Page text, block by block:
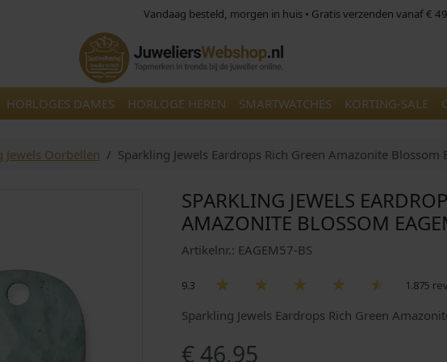
Vandaag besteld, morgen in huis • Gratis verzenden vanaf €
HORLOGES DAMES HORLOGE HEREN SMARTWATCHES KORTING-SALE
Jewels Oorbellen Sparkling Jewels Eardrops Rich Green Amazonite Blossom
SPARKLING JEWELS
AMAZONITE BLOSSOM
Artikelnr.: EAGEM57-BS
9.3 1.875
Sparkling Jewels Eardrops Rich Green
€ 46,95